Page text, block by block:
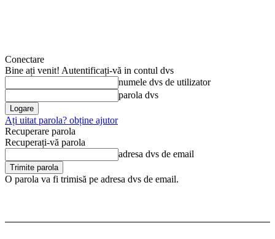
Conectare
Bine ați venit! Autentificați-vă in contul dvs
numele dvs de utilizator
parola dvs
Ați uitat parola? obține ajutor
Recuperare parola
Recuperați-vă parola
adresa dvs de email
O parola va fi trimisă pe adresa dvs de email.